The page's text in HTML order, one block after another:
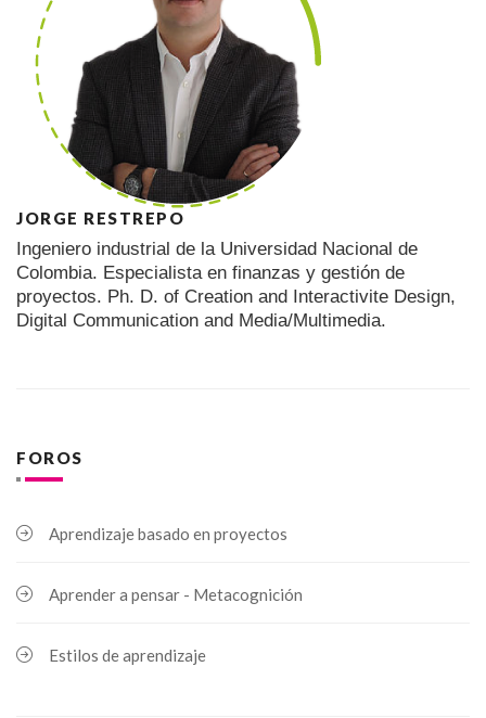
JORGE RESTREPO
Ingeniero industrial de la Universidad Nacional de
Colombia. Especialista en finanzas y gestión de
proyectos. Ph. D. of Creation and Interactivite Design,
Digital Communication and Media/Multimedia.
FOROS
Aprendizaje basado en proyectos
Aprender a pensar - Metacognición
Estilos de aprendizaje